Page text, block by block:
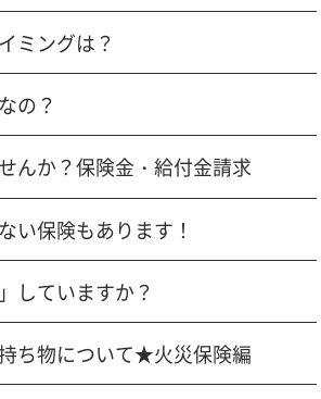
ミングは？
の？
んか？保険金・給付金請求
い保険もあります！
していますか？
ち物について★火災保険編